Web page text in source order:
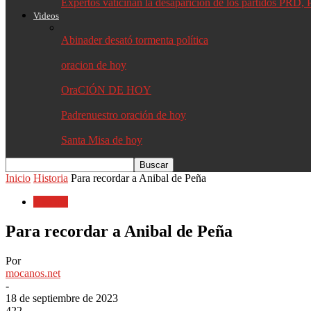
Expertos vaticinan la desaparición de los partidos PRD,
Videos
Abinader desató tormenta política
oracion de hoy
OraCIÓN DE HOY
Padrenuestro oración de hoy
Santa Misa de hoy
Inicio Historia Para recordar a Anibal de Peña
Para recordar a Anibal de Peña
Por
mocanos.net
-
18 de septiembre de 2023